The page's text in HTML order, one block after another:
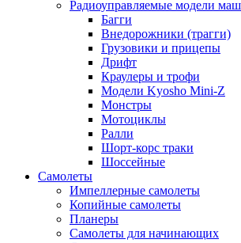
Радиоуправляемые модели
Багги
Внедорожники (трагги)
Грузовики и прицепы
Дрифт
Краулеры и трофи
Модели Kyosho Mini-Z
Монстры
Мотоциклы
Ралли
Шорт-корс траки
Шоссейные
Самолеты
Импеллерные самолеты
Копийные самолеты
Планеры
Самолеты для начинающих